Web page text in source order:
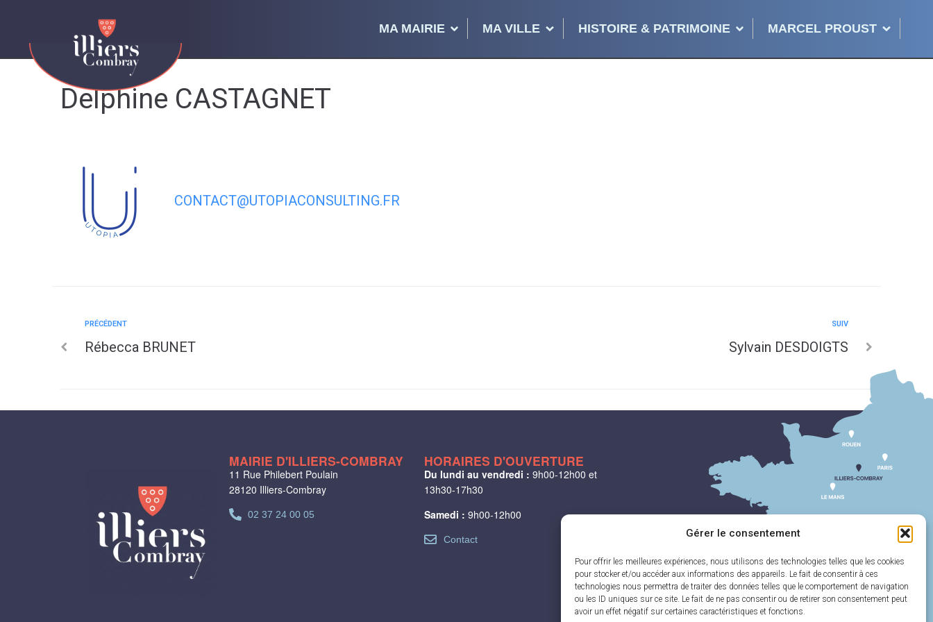
Gérer le consentement
Pour offrir les meilleures expériences, nous utilisons des technologies telles que les cookies
pour stocker et/ou accéder aux informations des appareils. Le fait de consentir à ces
technologies nous permettra de traiter des données telles que le comportement de navigation
ou les ID uniques sur ce site. Le fait de ne pas consentir ou de retirer son consentement peut
avoir un effet négatif sur certaines caractéristiques et fonctions.
MA MAIRIE MA VILLE HISTOIRE & PATRIMOINE MARCEL PROUST
Delphine CASTAGNET
CONTACT@UTOPIACONSULTING.FR
PRÉCÉDENT
Rébecca BRUNET
SUIV
Sylvain DESDOIGTS
HORAIRES D'OUVERTURE
Du lundi au vendredi : 9h00-12h00 et
13h30-17h30
Samedi : 9h00-12h00
Contact
MAIRIE D'ILLIERS-COMBRAY
11 Rue Philebert Poulain
28120 Illiers-Combray
02 37 24 00 05